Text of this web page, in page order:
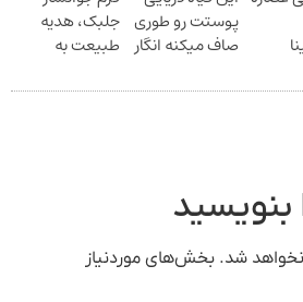
پوستت رو طوری
صاف میکنه انگار
شدی
جلبک، هدیه
طبیعت به
تخفیف ویژه)
بنویسید
شد. بخش‌های موردنیاز